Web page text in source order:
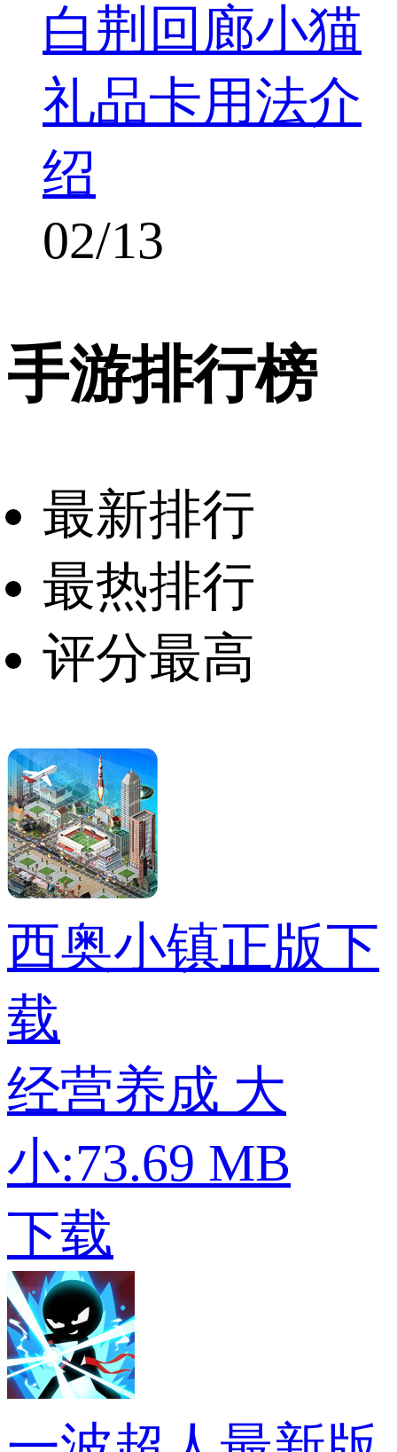
白荆回廊小猫
礼品卡用法介
绍
02/13
手游排行榜
最新排行
最热排行
评分最高
西奥小镇正版下
载
经营养成 大
小:73.69 MB
下载